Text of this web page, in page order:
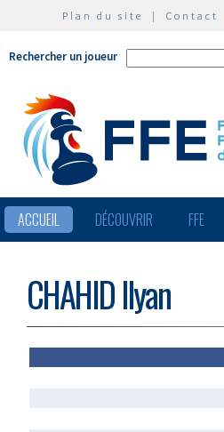
Plan du site | Contact
Rechercher un joueur
ACCUEIL DÉCOUVRIR FFE
CHAHID Ilyan